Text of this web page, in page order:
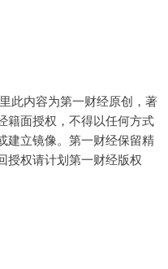
此内容为第一财经原创，著
籍面授权，不得以任何方式
建立镜像。第一财经保留精
授权请计划第一财经版权